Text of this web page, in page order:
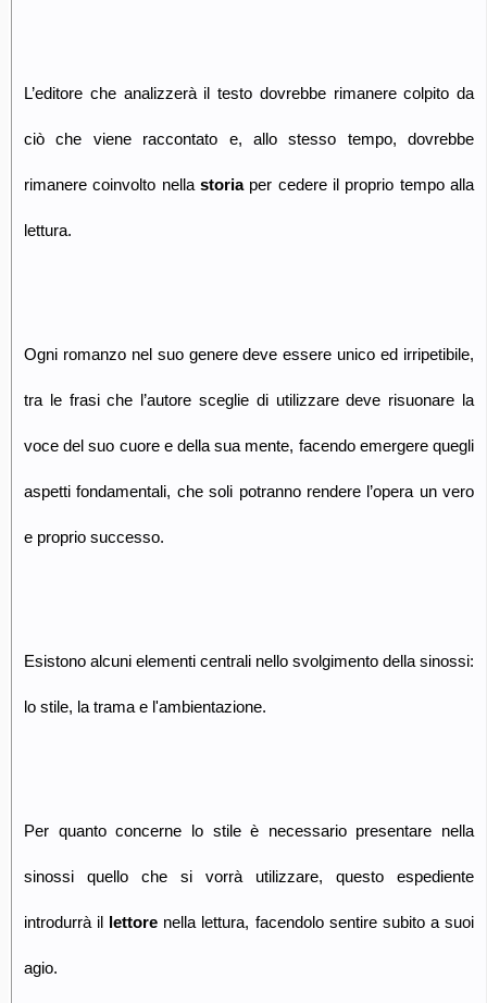
L’editore che analizzerà il testo dovrebbe rimanere colpito da
ciò che viene raccontato e, allo stesso tempo, dovrebbe
rimanere coinvolto nella storiaper cedere il proprio tempo alla
lettura.
Ogni romanzo nel suo genere deve essere unico ed irripetibile,
tra le frasi che l’autore sceglie di utilizzare deve risuonare la
voce del suo cuore e della sua mente, facendo emergere quegli
aspetti fondamentali, che soli potranno rendere l’opera un vero
e proprio successo.
Esistono alcuni elementi centrali nello svolgimento della sinossi:
lo stile, la trama e l'ambientazione.
Per quanto concerne lo stile è necessario presentare nella
sinossi quello che si vorrà utilizzare, questo espediente
introdurrà il lettore nella lettura, facendolo sentire subito a suoi
agio.